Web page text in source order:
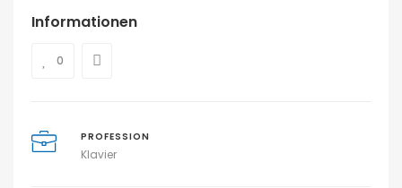
Informationen
0
PROFESSION
Klavier